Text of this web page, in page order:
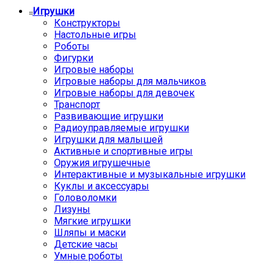
Игрушки
Конструкторы
Настольные игры
Роботы
Фигурки
Игровые наборы
Игровые наборы для мальчиков
Игровые наборы для девочек
Транспорт
Развивающие игрушки
Радиоуправляемые игрушки
Игрушки для малышей
Активные и спортивные игры
Оружия игрушечные
Интерактивные и музыкальные игрушки
Куклы и аксессуары
Головоломки
Лизуны
Мягкие игрушки
Шляпы и маски
Детские часы
Умные роботы